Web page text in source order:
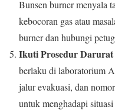
Bunsen burner menyala
kebocoran gas atau
burner dan hubungi
Ikuti Prosedur Darurat
berlaku di laboratorium
jalur evakuasi, dan
untuk menghadapi